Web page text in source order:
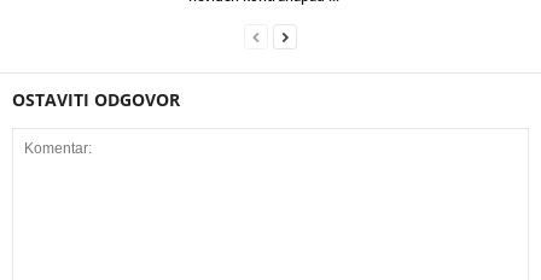
OSTAVITI ODGOVOR